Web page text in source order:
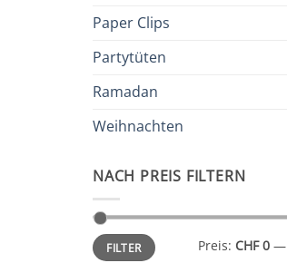
Paper Clips
Partytüten
Ramadan
Weihnachten
NACH PREIS FILTERN
Min.
Preis
Max.
PreisFILTER Preis: CHF 0—